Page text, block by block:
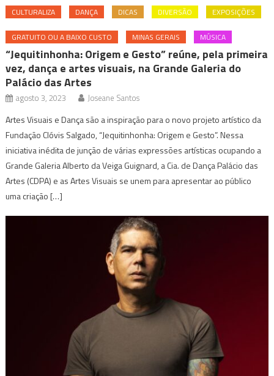
CULTURALIZA DANÇA DICAS DIVERSÃO EXPOSIÇÕES
GRATUITO OU A BAIXO CUSTO MINAS GERAIS MÚSICA
“Jequitinhonha: Origem e Gesto” reúne, pela primeira
vez, dança e artes visuais, na Grande Galeria do
Palácio das Artes
agosto 3, 2023 Joseane Santos
Artes Visuais e Dança são a inspiração para o novo projeto artístico da
Fundação Clóvis Salgado, “Jequitinhonha: Origem e Gesto”. Nessa
iniciativa inédita de junção de várias expressões artísticas ocupando a
Grande Galeria Alberto da Veiga Guignard, a Cia. de Dança Palácio das
Artes (CDPA) e as Artes Visuais se unem para apresentar ao público
uma criação […]